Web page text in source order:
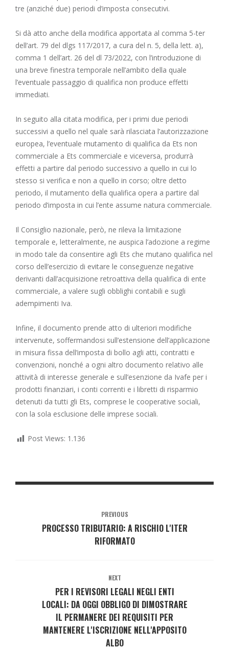
tre (anziché due) periodi d’imposta consecutivi.
Si dà atto anche della modifica apportata al comma 5-ter
dell’art. 79 del dlgs 117/2017, a cura del n. 5, della lett. a),
comma 1 dell’art. 26 del dl 73/2022, con l’introduzione di
una breve finestra temporale nell’ambito della quale
l’eventuale passaggio di qualifica non produce effetti
immediati.
In seguito alla citata modifica, per i primi due periodi
successivi a quello nel quale sarà rilasciata l’autorizzazione
europea, l’eventuale mutamento di qualifica da Ets non
commerciale a Ets commerciale e viceversa, produrrà
effetti a partire dal periodo successivo a quello in cui lo
stesso si verifica e non a quello in corso; oltre detto
periodo, il mutamento della qualifica opera a partire dal
periodo d’imposta in cui l’ente assume natura commerciale.
Il Consiglio nazionale, però, ne rileva la limitazione
temporale e, letteralmente, ne auspica l’adozione a regime
in modo tale da consentire agli Ets che mutano qualifica nel
corso dell’esercizio di evitare le conseguenze negative
derivanti dall’acquisizione retroattiva della qualifica di ente
commerciale, a valere sugli obblighi contabili e sugli
adempimenti Iva.
Infine, il documento prende atto di ulteriori modifiche
intervenute, soffermandosi sull’estensione dell’applicazione
in misura fissa dell’imposta di bollo agli atti, contratti e
convenzioni, nonché a ogni altro documento relativo alle
attività di interesse generale e sull’esenzione da Ivafe per i
prodotti finanziari, i conti correnti e i libretti di risparmio
detenuti da tutti gli Ets, comprese le cooperative sociali,
con la sola esclusione delle imprese sociali.
Post Views: 1.136
PREVIOUS
PROCESSO TRIBUTARIO: A RISCHIO L'ITER
RIFORMATO
NEXT
PER I REVISORI LEGALI NEGLI ENTI
LOCALI: DA OGGI OBBLIGO DI DIMOSTRARE
IL PERMANERE DEI REQUISITI PER
MANTENERE L'ISCRIZIONE NELL'APPOSITO
ALBO